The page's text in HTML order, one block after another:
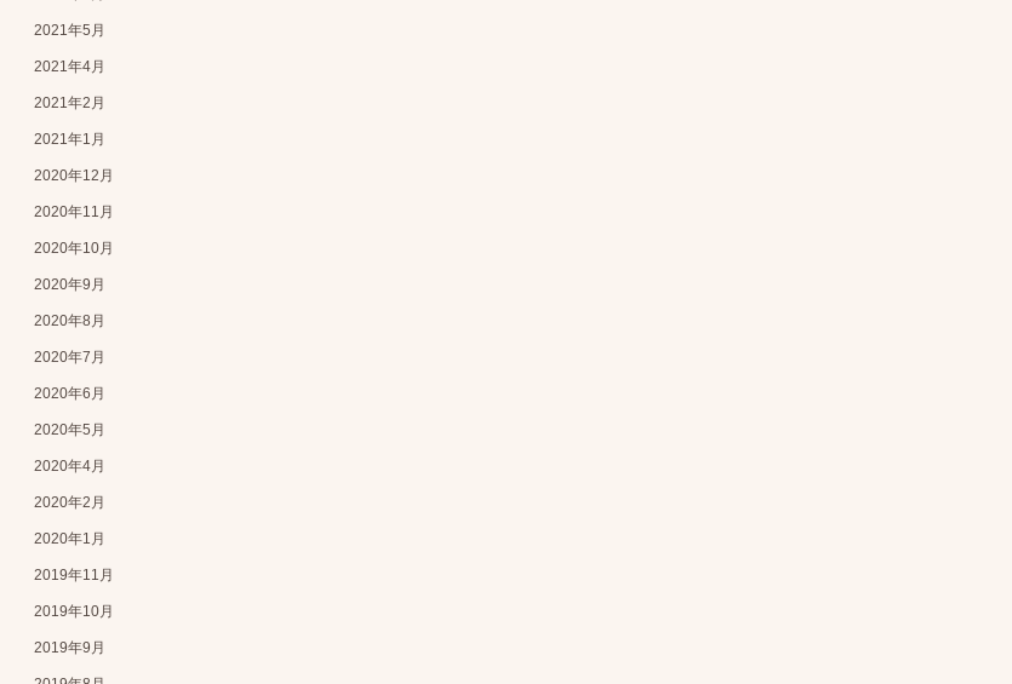
2021年5月
2021年4月
2021年2月
2021年1月
2020年12月
2020年11月
2020年10月
2020年9月
2020年8月
2020年7月
2020年6月
2020年5月
2020年4月
2020年2月
2020年1月
2019年11月
2019年10月
2019年9月